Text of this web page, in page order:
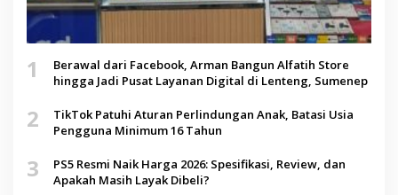
1
Berawal dari Facebook, Arman Bangun Alfatih Store
hingga Jadi Pusat Layanan Digital di Lenteng, Sumenep
2
TikTok Patuhi Aturan Perlindungan Anak, Batasi Usia
Pengguna Minimum 16 Tahun
3
PS5 Resmi Naik Harga 2026: Spesifikasi, Review, dan
Apakah Masih Layak Dibeli?